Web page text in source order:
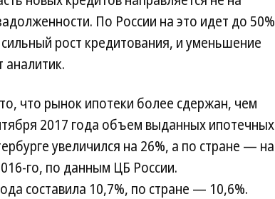
По России на это идет до 50%
рост кредитования, и уменьшение
что рынок ипотеки более сдержан, чем
2017 года объем выданных ипотечных
увеличился на 26%, а по стране — на
го, по данным ЦБ России.
составила 10,7%, по стране — 10,6%.